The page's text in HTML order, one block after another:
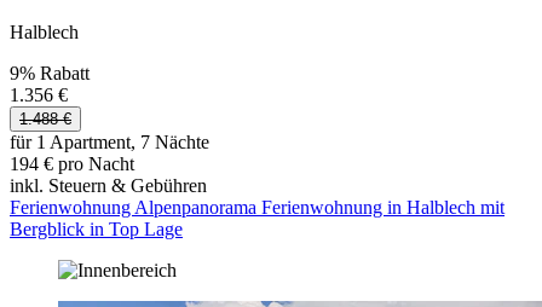
Halblech
9% Rabatt
1.356 €
1.488 €
für 1 Apartment, 7 Nächte
194 € pro Nacht
inkl. Steuern & Gebühren
Ferienwohnung Alpenpanorama Ferienwohnung in Halblech mit
Bergblick in Top Lage